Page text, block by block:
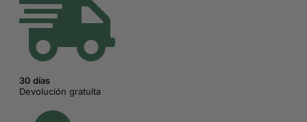
30 días
Devolución gratuita